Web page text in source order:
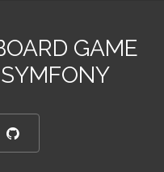
GAME